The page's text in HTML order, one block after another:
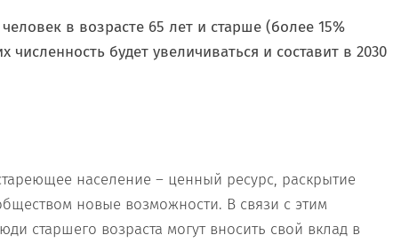
в возрасте 65 лет и старше (более 15%
численность будет увеличиваться и составит в 2030
население – ценный ресурс, раскрытие
новые возможности. В связи с этим
старшего возраста могут вносить свой вклад в